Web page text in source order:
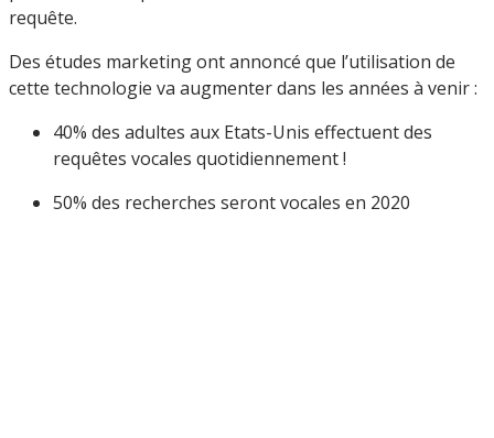
requête.
Des études marketing ont annoncé que l’utilisation de
cette technologie va augmenter dans les années à venir :
40% des adultes aux Etats-Unis effectuent des
requêtes vocales quotidiennement !
50% des recherches seront vocales en 2020